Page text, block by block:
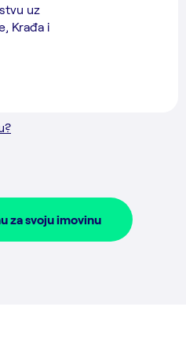
uz
Krađa i
za svoju imovinu